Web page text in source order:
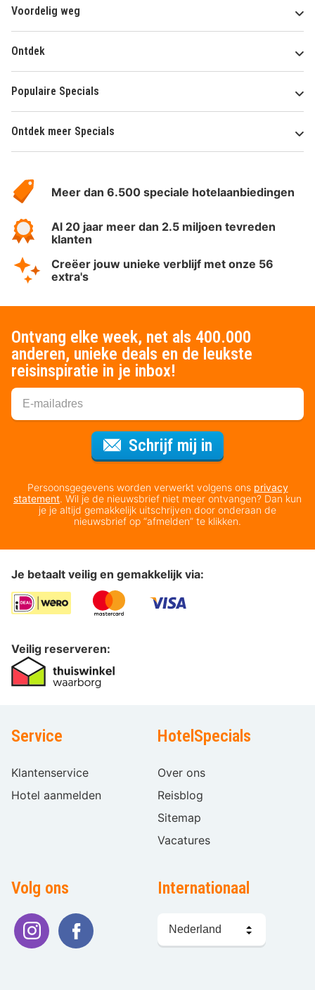
Voordelig weg
Ontdek
Populaire Specials
Ontdek meer Specials
HotelSpecials
Meer dan 6.500 speciale hotelaanbiedingen
Al 20 jaar meer dan 2.5 miljoen tevreden
klanten
Creëer jouw unieke verblijf met onze 56
extra's
Ontvang elke week, net als 400.000
anderen, unieke deals en de leukste
reisinspiratie in je inbox!
Schrijf mij in
Persoonsgegevens worden verwerkt volgens ons privacy
statement. Wil je de nieuwsbrief niet meer ontvangen? Dan kun
je je altijd gemakkelijk uitschrijven door onderaan de
nieuwsbrief op “afmelden” te klikken.
Je betaalt veilig en gemakkelijk via:
Veilig reserveren:
Service
Klantenservice
Hotel aanmelden
HotelSpecials
Over ons
Reisblog
Sitemap
Vacatures
Volg ons Internationaal
kiezen